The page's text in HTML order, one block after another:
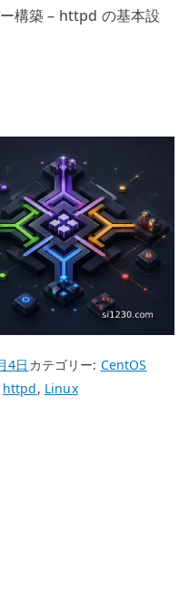
構築 – httpd の基本設
4日 カテゴリー: CentOS
httpd, Linux